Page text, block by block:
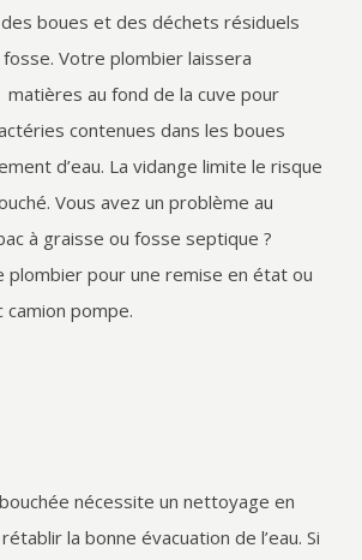
boues et des déchets résiduels
Votre plombier laissera
au fond de la cuve pour
contenues dans les boues
d’eau. La vidange limite le risque
Vous avez un problème au
à graisse ou fosse septique ?
plombier pour une remise en état ou
camion pompe.
nécessite un nettoyage en
la bonne évacuation de l’eau. Si